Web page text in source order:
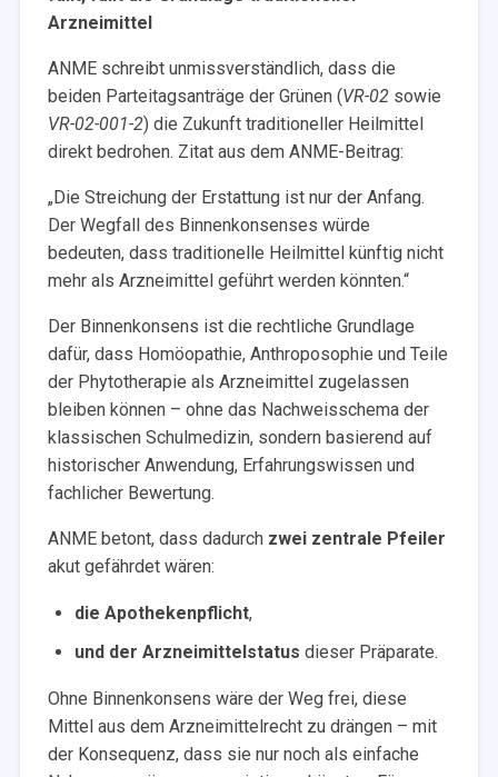
Arzneimittel
ANME schreibt unmissverständlich, dass die
beiden Parteitagsanträge der Grünen (VR-02sowie
VR-02-001-2) die Zukunft traditioneller Heilmittel
direkt bedrohen. Zitat aus dem ANME-Beitrag:
„Die Streichung der Erstattung ist nur der Anfang.
Der Wegfall des Binnenkonsenses würde
bedeuten, dass traditionelle Heilmittel künftig nicht
mehr als Arzneimittel geführt werden könnten.“
Der Binnenkonsens ist die rechtliche Grundlage
dafür, dass Homöopathie, Anthroposophie und Teile
der Phytotherapie als Arzneimittel zugelassen
bleiben können – ohne das Nachweisschema der
klassischen Schulmedizin, sondern basierend auf
historischer Anwendung, Erfahrungswissen und
fachlicher Bewertung.
ANME betont, dass dadurch zwei zentrale Pfeiler
akut gefährdet wären:
die Apothekenpflicht,
und der Arzneimittelstatus dieser Präparate.
Ohne Binnenkonsens wäre der Weg frei, diese
Mittel aus dem Arzneimittelrecht zu drängen – mit
der Konsequenz, dass sie nur noch als einfache